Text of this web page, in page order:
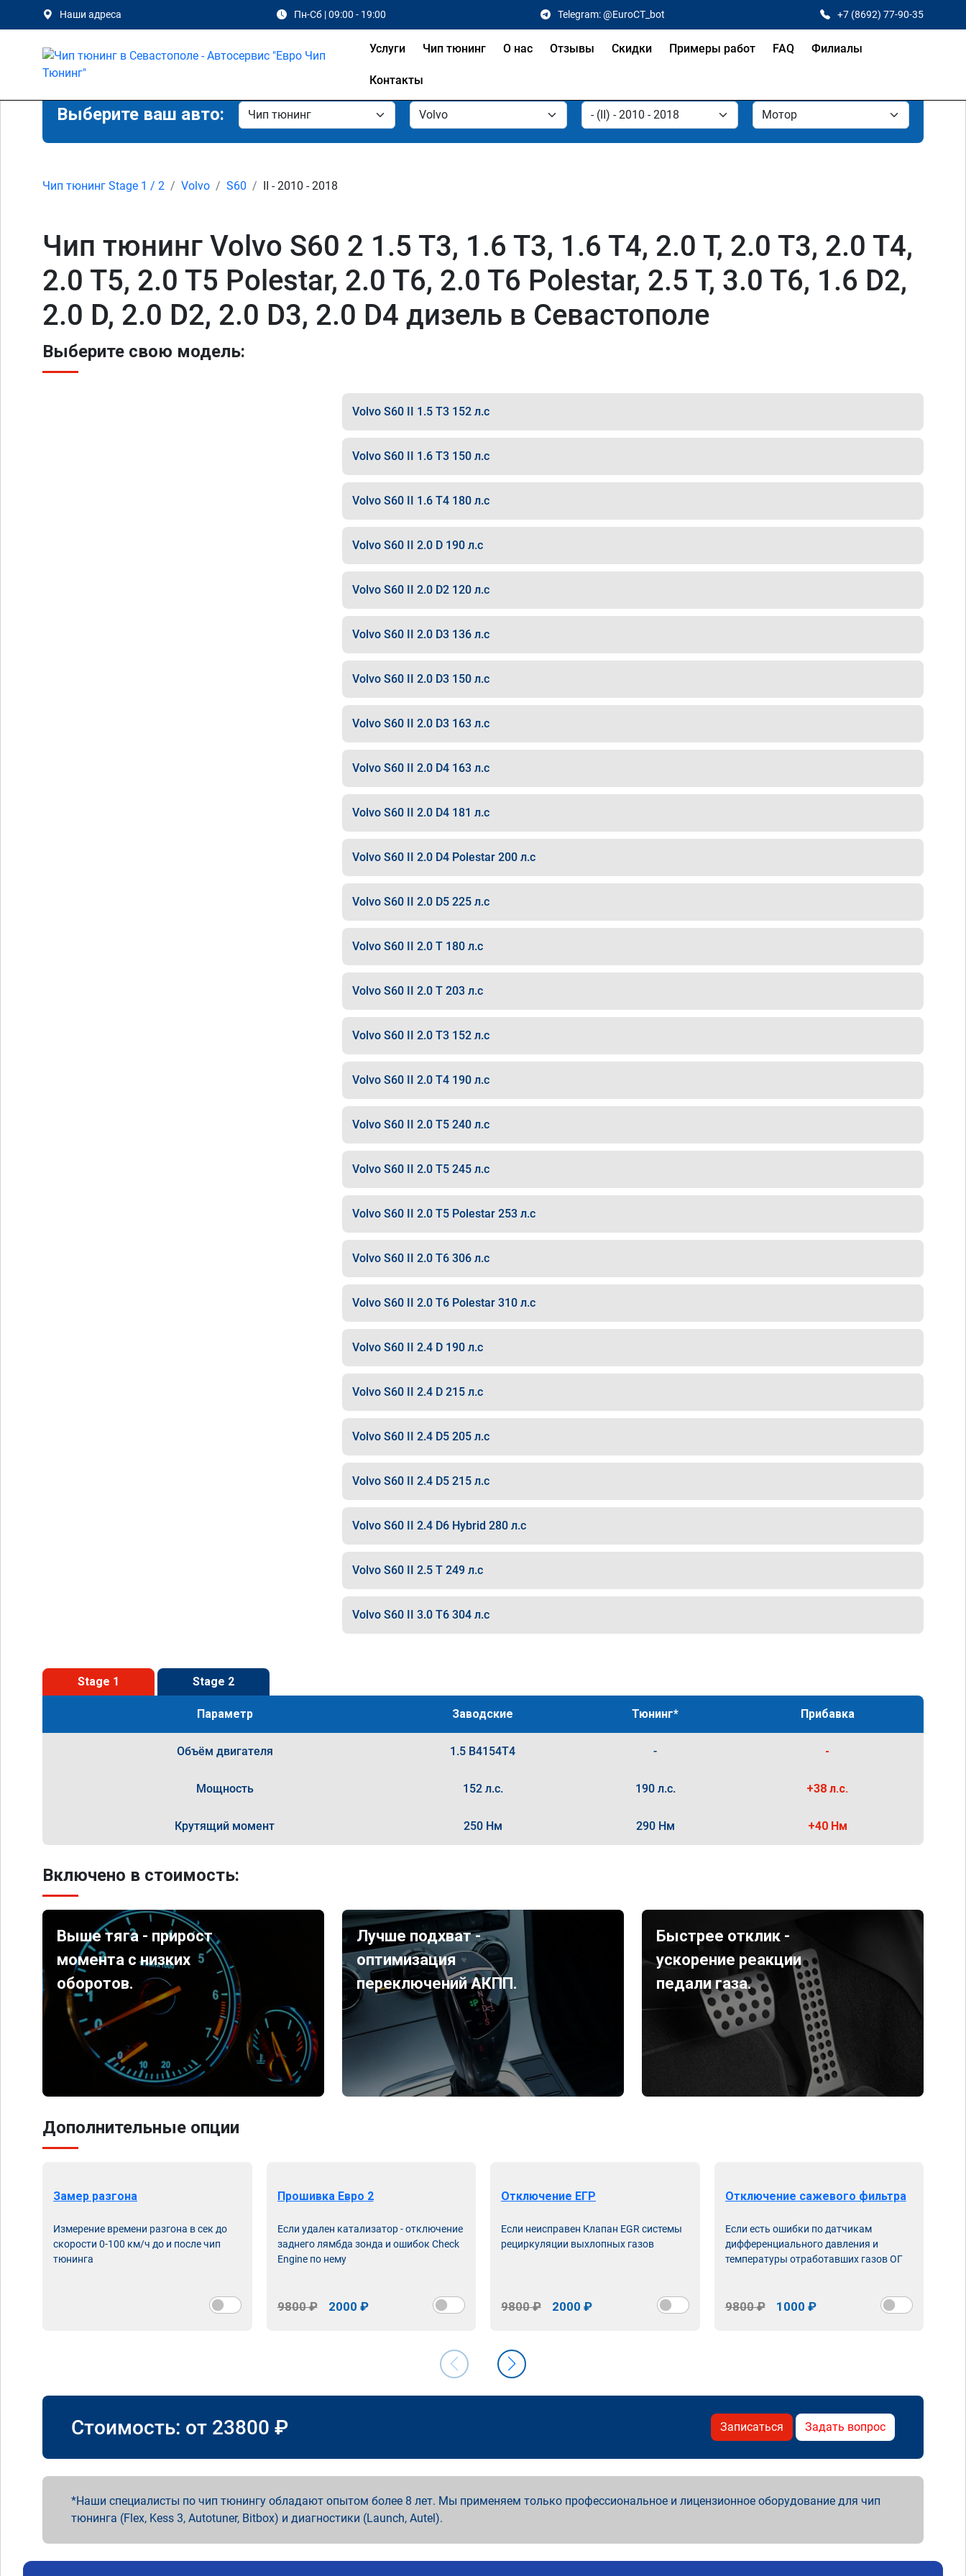
Наши адреса Пн-Сб | 09:00 - 19:00 Telegram: @EuroCT_bot +7 (8692) 77-90-35
Услуги Чип тюнинг О нас Отзывы Скидки Примеры работ FAQ Филиалы
Контакты
Выберите ваш авто:
Чип тюнинг Stage 1 / 2 Volvo S60 II - 2010 - 2018
Чип тюнинг Volvo S60 2 1.5 T3, 1.6 T3, 1.6 T4, 2.0 T, 2.0 T3, 2.0 T4,
2.0 T5, 2.0 T5 Polestar, 2.0 T6, 2.0 T6 Polestar, 2.5 T, 3.0 T6, 1.6 D2,
2.0 D, 2.0 D2, 2.0 D3, 2.0 D4 дизель в Севастополе
Выберите свою модель:
Volvo S60 II 1.5 T3 152 л.с
Volvo S60 II 1.6 T3 150 л.с
Volvo S60 II 1.6 T4 180 л.с
Volvo S60 II 2.0 D 190 л.с
Volvo S60 II 2.0 D2 120 л.с
Volvo S60 II 2.0 D3 136 л.с
Volvo S60 II 2.0 D3 150 л.с
Volvo S60 II 2.0 D3 163 л.с
Volvo S60 II 2.0 D4 163 л.с
Volvo S60 II 2.0 D4 181 л.с
Volvo S60 II 2.0 D4 Polestar 200 л.с
Volvo S60 II 2.0 D5 225 л.с
Volvo S60 II 2.0 T 180 л.с
Volvo S60 II 2.0 T 203 л.с
Volvo S60 II 2.0 T3 152 л.с
Volvo S60 II 2.0 T4 190 л.с
Volvo S60 II 2.0 T5 240 л.с
Volvo S60 II 2.0 T5 245 л.с
Volvo S60 II 2.0 T5 Polestar 253 л.с
Volvo S60 II 2.0 T6 306 л.с
Volvo S60 II 2.0 T6 Polestar 310 л.с
Volvo S60 II 2.4 D 190 л.с
Volvo S60 II 2.4 D 215 л.с
Volvo S60 II 2.4 D5 205 л.с
Volvo S60 II 2.4 D5 215 л.с
Volvo S60 II 2.4 D6 Hybrid 280 л.с
Volvo S60 II 2.5 T 249 л.с
Volvo S60 II 3.0 T6 304 л.с
Stage 1 Stage 2
Параметр Заводские Тюнинг* Прибавка
Объём двигателя 1.5 B4154T4 - -
Мощность 152 л.с. 190 л.с. +38 л.с.
Крутящий момент 250 Нм 290 Нм +40 Нм
Включено в стоимость:
Выше тяга - прирост
момента с низких
оборотов.
Лучше подхват -
оптимизация
переключений АКПП.
Быстрее отклик -
ускорение реакции
педали газа.
Дополнительные опции
Замер разгона
Измерение времени разгона в сек до
скорости 0-100 км/ч до и после чип
тюнинга
Прошивка Евро 2
Если удален катализатор - отключение
заднего лямбда зонда и ошибок Check
Engine по нему
9800 ₽ 2000 ₽
Отключение ЕГР
Если неисправен Клапан EGR системы
рециркуляции выхлопных газов
9800 ₽ 2000 ₽
Отключение сажевого фильтра
Если есть ошибки по датчикам
дифференциального давления и
температуры отработавших газов ОГ
9800 ₽ 1000 ₽
Стоимость: от 23800 ₽ Записаться Задать вопрос
Наши специалисты по чип тюнингу обладают опытом более 8 лет. Мы применяем только профессиональное и лицензионное оборудование для чип
тюнинга (Flex, Kess 3, Autotuner, Bitbox) и диагностики (Launch, Autel).